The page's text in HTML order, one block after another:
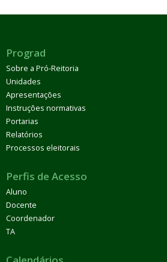
Prograd
Sobre a Pró-Reitoria
Unidades
Apresentações
Instruções normativas
Portarias
Relatórios
Processos eleitorais
Perfis de Acesso
Aluno
Docente
Coordenador
TA